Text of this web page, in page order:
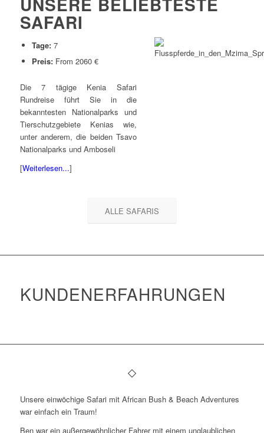
SAFARI
Tage:7
Preis:From 2060 €
Die 7 tägige Kenia Safari
Rundreise führt Sie in die
bekanntesten Nationalparks und
Tierschutzgebiete Kenias wie,
unter anderem, die beiden Tsavo
Nationalparks und Amboseli
[Weiterlesen...]
ALLE SAFARIS
KUNDENERFAHRUNGEN
Unsere einwöchige Safari mit African Bush & Beach Adventures
war einfach ein Traum!
Ben war ein außergewöhnlicher Fahrer mit einem unglaublichen